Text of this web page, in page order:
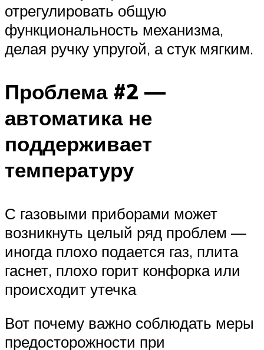
отрегулировать общую
функциональность механизма,
делая ручку упругой, а стук мягким.
Проблема #2 —
автоматика не
поддерживает
температуру
С газовыми приборами может
возникнуть целый ряд проблем —
иногда плохо подается газ, плита
гаснет, плохо горит конфорка или
происходит утечка
Вот почему важно соблюдать меры
предосторожности при